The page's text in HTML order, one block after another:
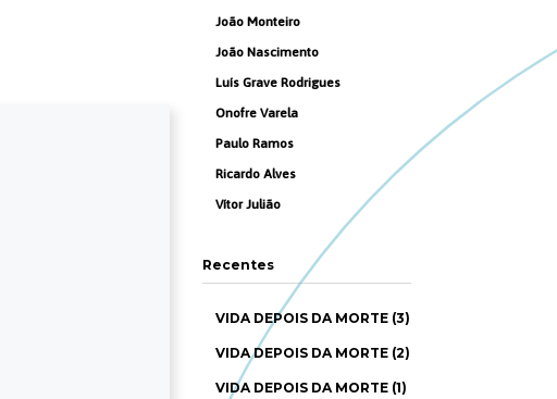
João Monteiro
João Nascimento
Luís Grave Rodrigues
Onofre Varela
Paulo Ramos
Ricardo Alves
Vítor Julião
Recentes
VIDA DEPOIS DA MORTE (3)
VIDA DEPOIS DA MORTE (2)
VIDA DEPOIS DA MORTE (1)